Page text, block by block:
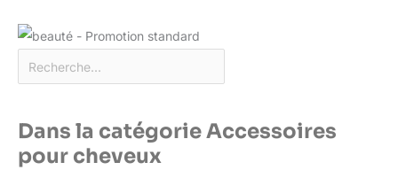
Dans la catégorie Accessoires
pour cheveux